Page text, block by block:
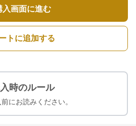
入画面に進む
トに追加する
時のルール
にお読みください。